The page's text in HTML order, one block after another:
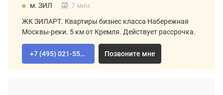
м. ЗИЛ 7 мин.
ЖК ЗИЛАРТ. Квартиры бизнес класса Набережная
Москвы-реки. 5 км от Кремля. Действует рассрочка.
+7 (495) 021-55-92 Позвоните мне